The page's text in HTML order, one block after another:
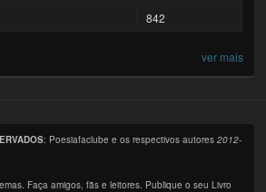
842
ver mais
: Poesiafaclube e os respectivos autores2012-
Faça amigos, fãs e leitores. Publique o seu Livro